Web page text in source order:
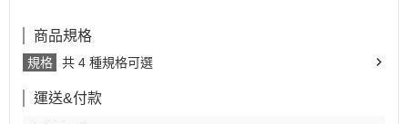
商品規格
規格 共 4 種規格可選
運送&付款